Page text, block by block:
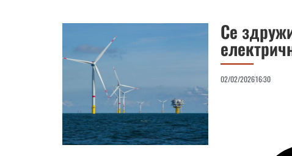
Се
02/02/202616:30